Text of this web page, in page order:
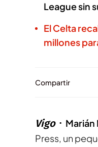
League sin
El Celta
millones
Compartir
Vigo
Press, un